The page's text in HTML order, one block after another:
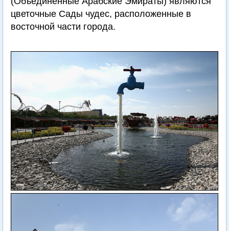
цветочные Сады чудес, расположенные в
восточной части города.